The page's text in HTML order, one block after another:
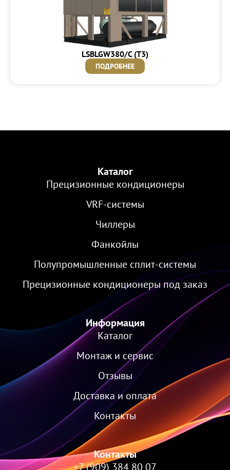
LSBLGW380/C (T3)
ПОДРОБНЕЕ
Каталог
Прецизионные кондиционеры
VRF-cистемы
Чиллеры
Фанкойлы
Полупромышленные сплит-системы
Прецизионные кондиционеры под заказ
Информация
Каталог
Монтаж и сервис
Отзывы
Доставка и оплата
Контакты
Контакты
+7 (909) 384 80 07